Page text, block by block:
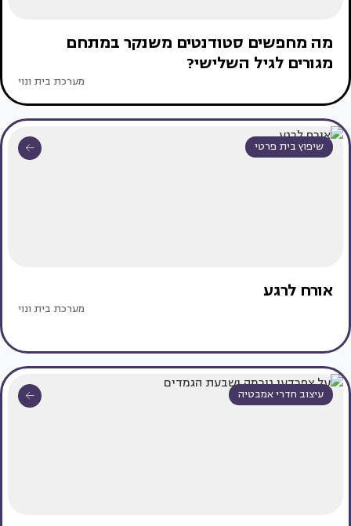
מה מחפשים סטודנטים משנקר במתחם
מגורים לגיל השלישי?
מערכת בית ונוי
שיפוץ בית פרטי
אורח לרגע
מערכת בית ונוי
עיצוב חדרי אמבטיה